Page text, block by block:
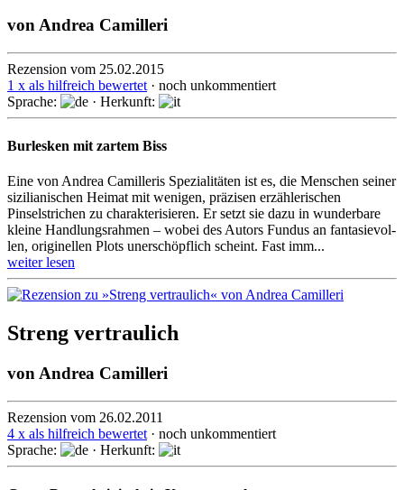
vonAndrea Camilleri
Rezension vom 25.02.2015
1 x als hilfreich bewertet · noch unkommentiert
Sprache:
· Herkunft:
Burlesken mit zartem Biss
Eine von Andrea Camilleris Spezialitäten ist es, die Menschen seiner
si­zi­lia­ni­schen Heimat mit wenigen, präzisen erzählerischen
Pinselstrichen zu cha­rak­te­ri­sie­ren. Er setzt sie dazu in wunderbare
kleine Hand­lungsrahmen – wobei des Autors Fundus an fan­ta­sie­vol­
len, originellen Plots unerschöpflich scheint. Fast im­m...
weiter lesen
Streng vertraulich
vonAndrea Camilleri
Rezension vom 26.02.2011
4 x als hilfreich bewertet · noch unkommentiert
Sprache:
· Herkunft: